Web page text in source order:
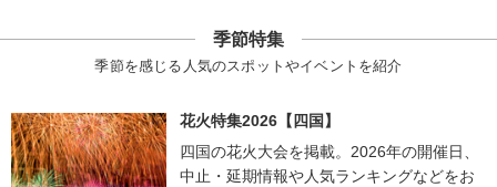
季節特集
季節を感じる人気のスポットやイベントを紹介
花火特集2026【四国】
四国の花火大会を掲載。2026年の開催日、
中止・延期情報や人気ランキングなどをお